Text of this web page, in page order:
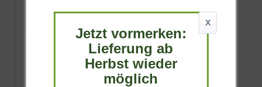
ab 16,90 € *
X
Jetzt vormerken:
Lieferung ab
Herbst wieder
möglich